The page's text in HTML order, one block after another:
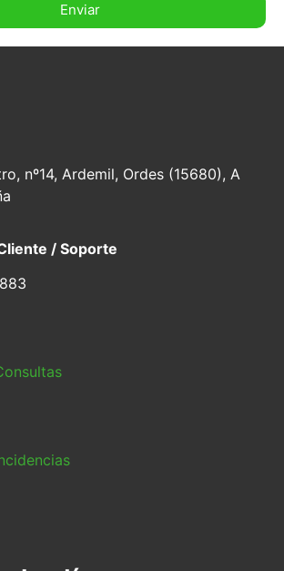
Enviar
nº14, Ardemil, Ordes (15680), A
/ Soporte